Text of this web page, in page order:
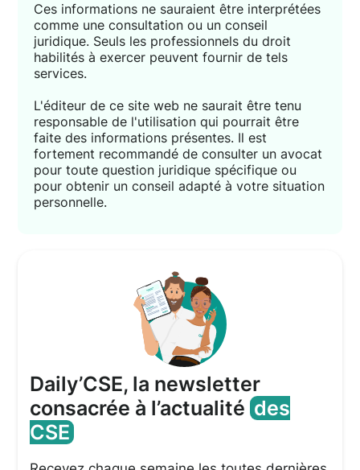
Ces informations ne sauraient être interprétées
comme une consultation ou un conseil
juridique. Seuls les professionnels du droit
habilités à exercer peuvent fournir de tels
services.
L'éditeur de ce site web ne saurait être tenu
responsable de l'utilisation qui pourrait être
faite des informations présentes. Il est
fortement recommandé de consulter un avocat
pour toute question juridique spécifique ou
pour obtenir un conseil adapté à votre situation
personnelle.
Daily’CSE, la newsletter
consacrée à l’actualitédes
CSE